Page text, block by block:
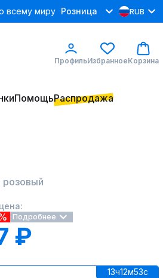
всему миру Розница RUB
ПрофильИзбранноеКорзина
ПомощьРаспродажа
розовый
Подробнее
₽
13ч12м53c